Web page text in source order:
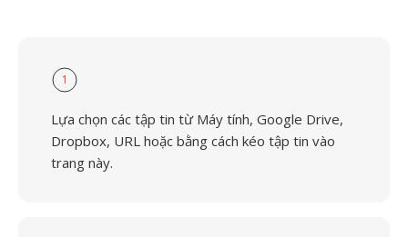
1
Lựa chọn các tập tin từ Máy tính, Google Drive,
Dropbox, URL hoặc bằng cách kéo tập tin vào
trang này.